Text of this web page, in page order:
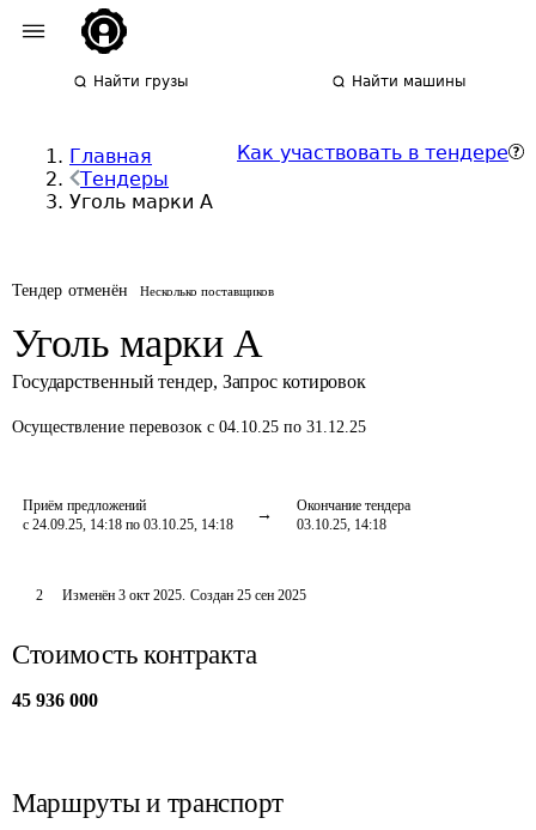
Найти грузы Найти машины
Главная
Тендеры
Уголь марки А
Как участвовать в тендере
Тендер отменён Несколько поставщиков
Уголь марки А
Государственный тендер, Запрос котировок
Осуществление перевозок с 04.10.25 по 31.12.25
Приём предложений
с 24.09.25, 14:18 по 03.10.25, 14:18
Окончание тендера
03.10.25, 14:18
2 Изменён 3 окт 2025. Создан 25 сен 2025
Стоимость контракта
45 936 000
Маршруты и транспорт